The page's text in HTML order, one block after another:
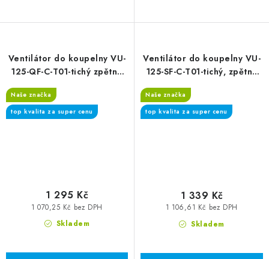
Ventilátor do koupelny VU-
125-QF-C-T01-tichý zpětná
Naše značka
top kvalita za super cenu
Skladem
1 070,25 Kč bez DPH
1 295 Kč
Ventilátor do koupelny VU-
125-SF-C-T01-tichý, zpětná
senzor
Naše značka
top kvalita za super cenu
Skladem
1 106,61 Kč bez DPH
1 339 Kč